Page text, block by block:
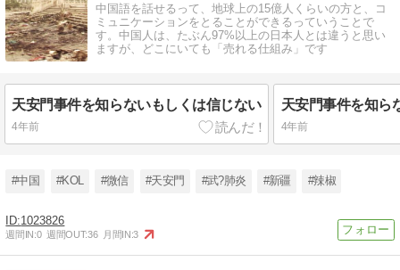
中国語を話せるって、地球上の15億人くらいの方と、コ
ミュニケーションをとることができるっていうことで
す。中国人は、たぶん97%以上の日本人とは違うと思い
ますが、どこにいても「売れる仕組み」です
天安門事件を知らないもしくは信じない
4年前
天安門事件を知ら
4年前
#中国 #KOL #微信 #天安門 #武?肺炎 #新疆 #辣椒
1023826
週間IN:0 週間OUT:36 月間IN:3